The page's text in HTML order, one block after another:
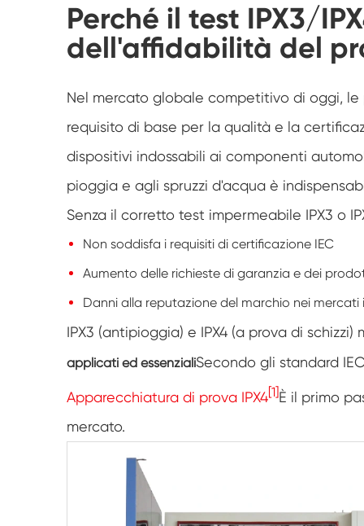
Perché il test IPX3/
dell'affidabilità del
Nel mercato globale competitivo di oggi,
requisito di base per la qualità e la
dispositivi indossabili ai componenti
pioggia e agli spruzzi d'acqua è
Senza il corretto test impermeabile IPX3 o
Non soddisfa i requisiti di certificazione IEC
Aumento delle richieste di garanzia e dei
Danni alla reputazione del marchio nei mercati
IPX3 (antipioggia) e IPX4 (a prova di schizzi)
applicati ed essenzialiSecondo gli standard
Apparecchiatura di prova IPX4[1]È il primo
mercato.